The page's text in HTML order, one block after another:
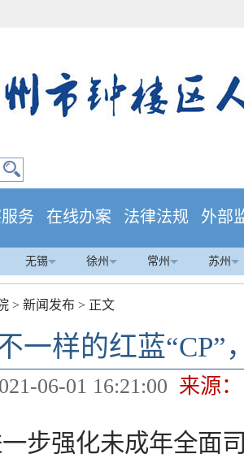
务 在线办案 法律法规 外部
无锡 徐州 常州 苏州
> 新闻发布 > 正文
一样的红蓝“CP”
06-01 16:21:00 来源：
强化未成年全面司